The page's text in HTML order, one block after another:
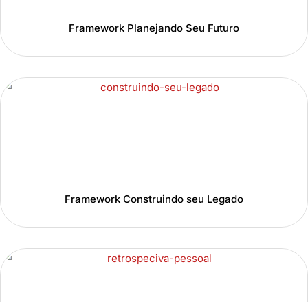
Framework Planejando Seu Futuro
Framework Construindo seu Legado